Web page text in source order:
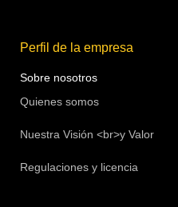
Perfil de la empresa
Sobre nosotros
Quienes somos
Nuestra Visión <br>y Valor
Regulaciones y licencia